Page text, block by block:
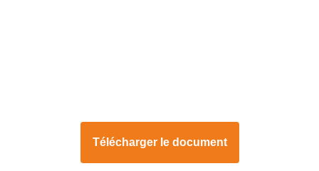
Télécharger le document